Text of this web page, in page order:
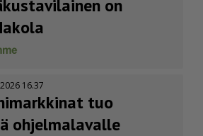
on
16.37
tuo
ohjelmalavalle